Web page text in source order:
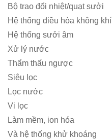
Bộ trao đổi nhiệt/quạt sưởi
Hệ thống điều hòa không khí
Hệ thống sưởi âm
Xử lý nước
Thẩm thấu ngược
Siêu lọc
Lọc nước
Vi lọc
Làm mềm, ion hóa
Và hệ thống khử khoáng